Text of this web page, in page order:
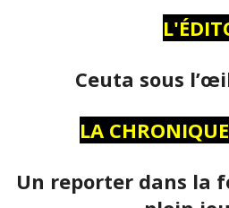
Ceuta sous
LA
Un reporter dans la